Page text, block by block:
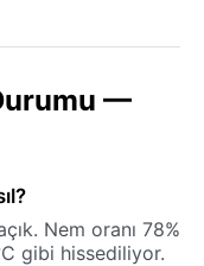
—
Nem oranı 78%
gibi hissediliyor.